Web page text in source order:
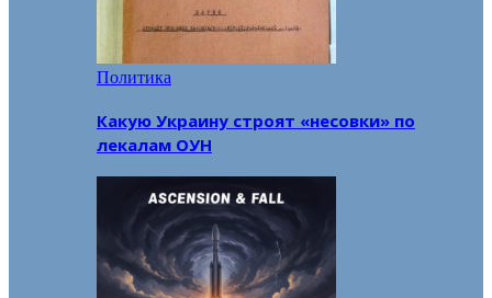
Политика
Какую Украину строят «несовки» по
лекалам ОУН